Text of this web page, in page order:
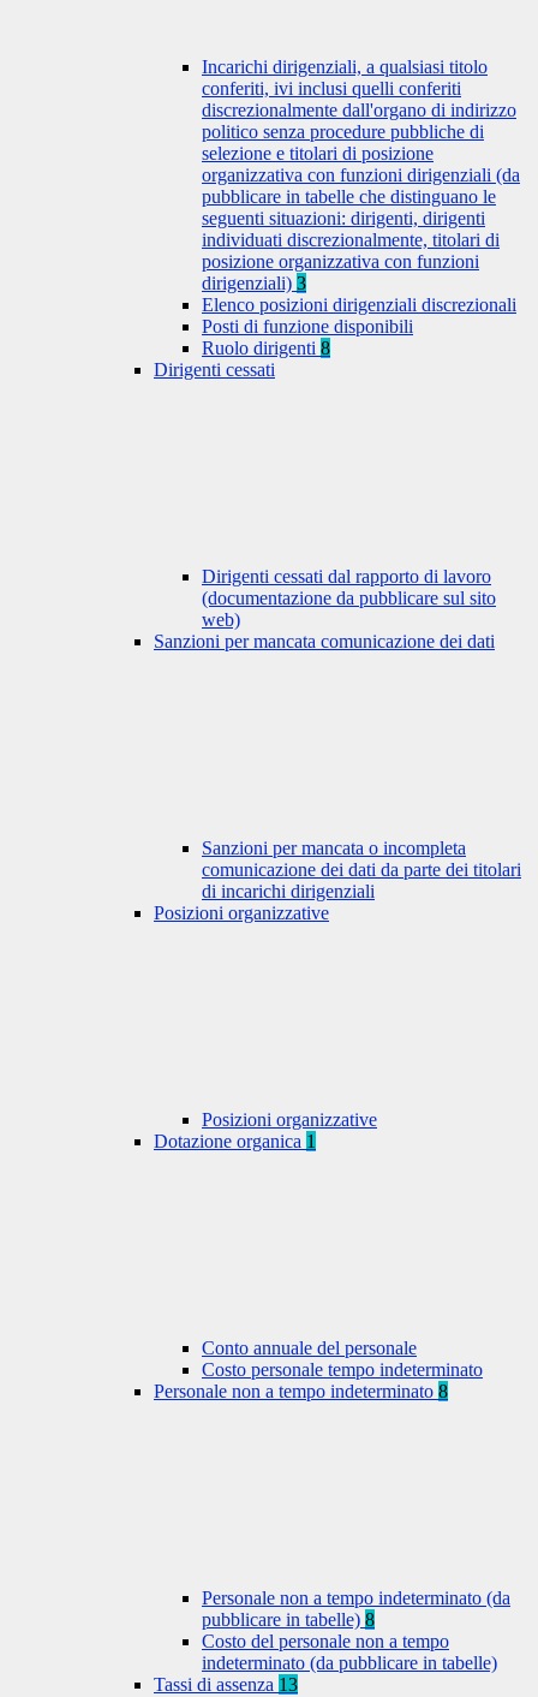
Incarichi dirigenziali, a qualsiasi titolo
conferiti, ivi inclusi quelli conferiti
discrezionalmente dall'organo di indirizzo
politico senza procedure pubbliche di
selezione e titolari di posizione
organizzativa con funzioni dirigenziali (da
pubblicare in tabelle che distinguano le
seguenti situazioni: dirigenti, dirigenti
individuati discrezionalmente, titolari di
posizione organizzativa con funzioni
dirigenziali) 3
Elenco posizioni dirigenziali discrezionali
Posti di funzione disponibili
Ruolo dirigenti 8
Dirigenti cessati
Dirigenti cessati dal rapporto di lavoro
(documentazione da pubblicare sul sito
web)
Sanzioni per mancata comunicazione dei dati
Sanzioni per mancata o incompleta
comunicazione dei dati da parte dei titolari
di incarichi dirigenziali
Posizioni organizzative
Posizioni organizzative
Dotazione organica 1
Conto annuale del personale
Costo personale tempo indeterminato
Personale non a tempo indeterminato 8
Personale non a tempo indeterminato (da
pubblicare in tabelle) 8
Costo del personale non a tempo
indeterminato (da pubblicare in tabelle)
Tassi di assenza 13